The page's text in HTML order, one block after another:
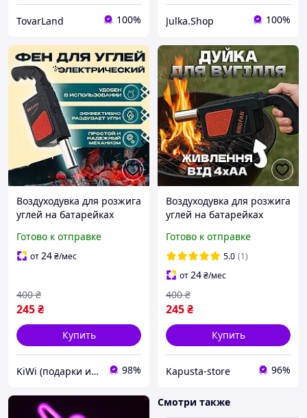
TovarLand 100% Julka.Shop 100%
Воздуходувка для розжига
углей на батарейках
для барбекю,гриля и
мангала Туристическая
Готово к отправке
от24₴/мес
245₴
400 ₴
Купить
KiWi (подарки и декор для дома) 98%
Воздуходувка для розжига
углей на батарейках
для барбекю,гриля и
мангала Туристическая
KA
Готово к отправке
5.0 (1)
от24₴/мес
245₴
400 ₴
Купить
Kapusta-store 96%
Смотри также